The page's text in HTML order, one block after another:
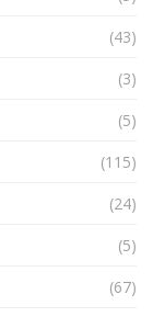
(43)
(3)
(5)
(115)
(24)
(5)
(67)